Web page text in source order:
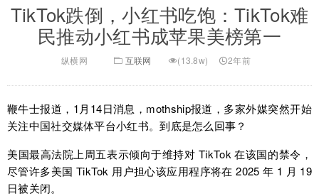
TikTok跌倒，小红书吃饱：TikTok难
民推动小红书成苹果美榜第一
纵横网 互联网 (13.8w) 2年前
鞭牛士报道，1月14日消息，mothship报道，多家外媒突然开始
关注中国社交媒体平台小红书。到底是怎么回事？
美国最高法院上周五表示倾向于维持对 TikTok 在该国的禁令，
尽管许多美国 TikTok 用户担心该应用程序将在 2025 年 1 月 19
日被关闭。